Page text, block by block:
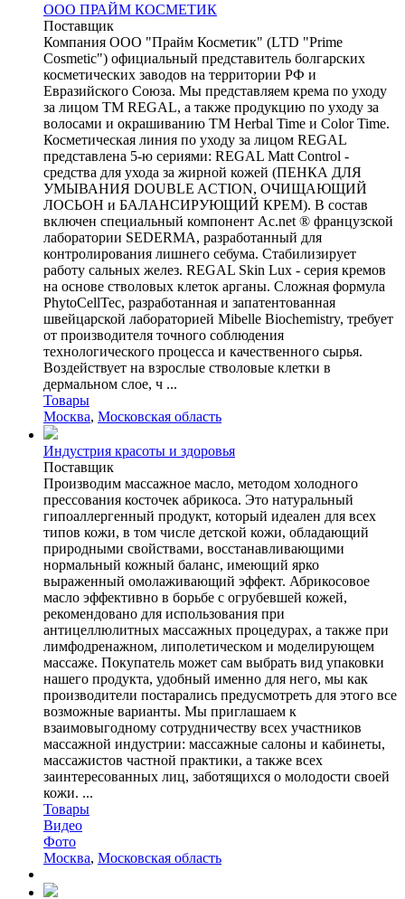
ООО ПРАЙМ КОСМЕТИК
Поставщик
Компания ООО "Прайм Косметик" (LTD "Prime
Cosmetic") официальный представитель болгарских
косметических заводов на территории РФ и
Евразийского Союза. Мы представляем крема по уходу
за лицом ТМ REGAL, а также продукцию по уходу за
волосами и окрашиванию ТМ Herbal Time и Color Time.
Косметическая линия по уходу за лицом REGAL
представлена 5-ю сериями: REGAL Matt Control -
средства для ухода за жирной кожей (ПЕНКА ДЛЯ
УМЫВАНИЯ DOUBLE ACTION, ОЧИЩАЮЩИЙ
ЛОСЬОН и БАЛАНСИРУЮЩИЙ КРЕМ). В состав
включен специальный компонент Ac.net ® французской
лаборатории SEDERMA, разработанный для
контролирования лишнего себума. Стабилизирует
работу сальных желез. REGAL Skin Lux - серия кремов
на основе стволовых клеток арганы. Сложная формула
PhytoCellTec, разработанная и запатентованная
швейцарской лабораторией Mibelle Biochemistry, требует
от производителя точного соблюдения
технологического процесса и качественного сырья.
Воздействует на взрослые стволовые клетки в
дермальном слое, ч ...
Товары
Москва, Московская область
Индустрия красоты и здоровья
Поставщик
Производим массажное масло, методом холодного
прессования косточек абрикоса. Это натуральный
гипоаллергенный продукт, который идеален для всех
типов кожи, в том числе детской кожи, обладающий
природными свойствами, восстанавливающими
нормальный кожный баланс, имеющий ярко
выраженный омолаживающий эффект. Абрикосовое
масло эффективно в борьбе с огрубевшей кожей,
рекомендовано для использования при
антицеллюлитных массажных процедурах, а также при
лимфодренажном, липолетическом и моделирующем
массаже. Покупатель может сам выбрать вид упаковки
нашего продукта, удобный именно для него, мы как
производители постарались предусмотреть для этого все
возможные варианты. Мы приглашаем к
взаимовыгодному сотрудничеству всех участников
массажной индустрии: массажные салоны и кабинеты,
массажистов частной практики, а также всех
заинтересованных лиц, заботящихся о молодости своей
кожи. ...
Товары
Видео
Фото
Москва, Московская область